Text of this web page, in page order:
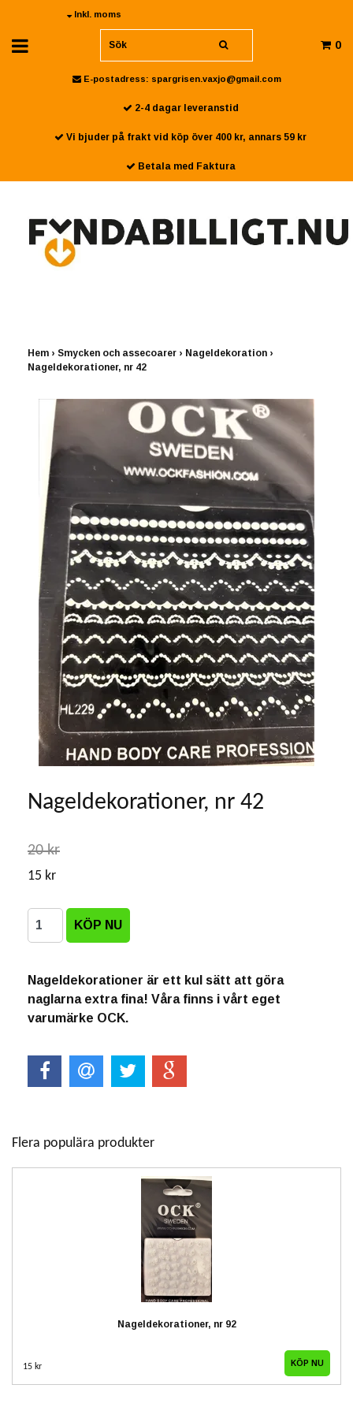
Inkl. moms
0
E-postadress: spargrisen.vaxjo@gmail.com
2-4 dagar leveranstid
Vi bjuder på frakt vid köp över 400 kr, annars 59 kr
Betala med Faktura
Hem › Smycken och assecoarer › Nageldekoration ›
Nageldekorationer, nr 42
Nageldekorationer, nr 42
20 kr
15 kr
Nageldekorationer är ett kul sätt att göra
naglarna extra fina! Våra finns i vårt eget
varumärke OCK.
Flera populära produkter
Nageldekorationer, nr 92
15 kr